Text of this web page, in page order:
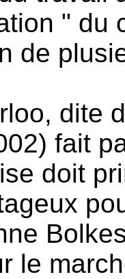
" du
de
dite
fait
doit
le